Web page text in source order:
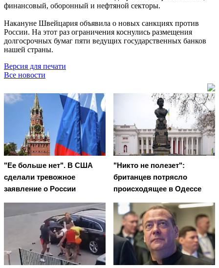
финансовый, оборонный и нефтяной секторы.
Накануне Швейцария объявила о новых санкциях против
России. На этот раз ограничения коснулись размещения
долгосрочных бумаг пяти ведущих государственных банков
нашей страны.
Версия для печати
Все новости
"Ее больше нет". В США
сделали тревожное
заявление о России
"Никто не полезет":
британцев потрясло
происходящее в Одессе